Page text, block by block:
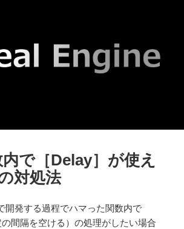
で［Delay］が使え
対処法
開発する過程でハマった関数内で
の間隔を空ける）の処理がしたい場合